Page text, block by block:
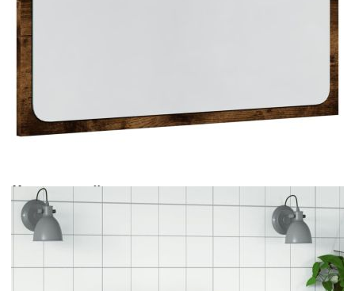
Безплатна доставка до адрес при плащане по банков път
Материал:
Инженерно дърво, стъкло
EAN code:
8721012264250
Общи размери:
Купи на изплащане